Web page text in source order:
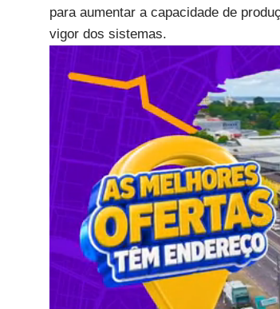
para aumentar a capacidade de
vigor dos sistemas.